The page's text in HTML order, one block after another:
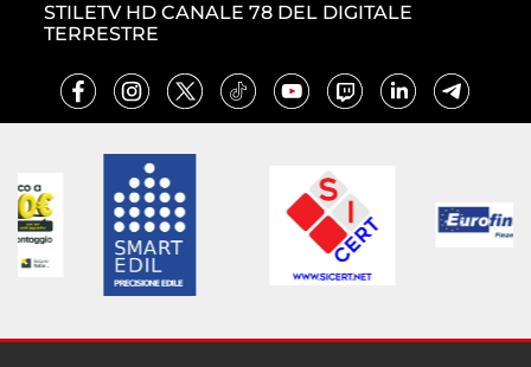
STILETV HD CANALE 78 DEL DIGITALE
TERRESTRE